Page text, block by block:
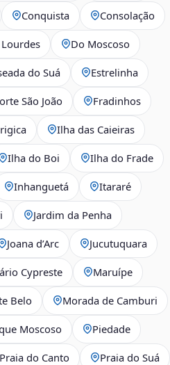
Conquista Consolação
Do Moscoso
do Suá Estrelinha
São João Fradinhos
Ilha das Caieiras
Ilha do Boi Ilha do Frade
Inhanguetá Itararé
Jardim da Penha
Joana d’Arc Jucutuquara
Cypreste Maruípe
Belo Morada de Camburi
Moscoso Piedade
Praia do Canto Praia do Suá